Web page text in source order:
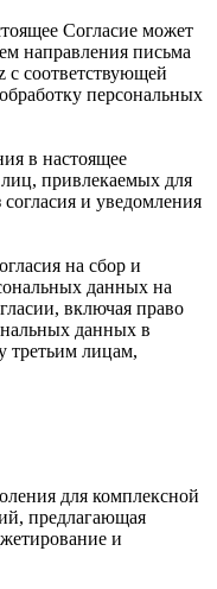
Согласие может
направления письма
с соответствующей
персональных
в настоящее
лиц, привлекаемых для
и уведомления
на сбор и
данных на
включая право
данных в
третьим лицам,
для комплексной
предлагающая
и